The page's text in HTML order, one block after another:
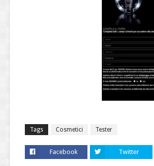
Tags Cosmetici Tester
Facebook Twitter